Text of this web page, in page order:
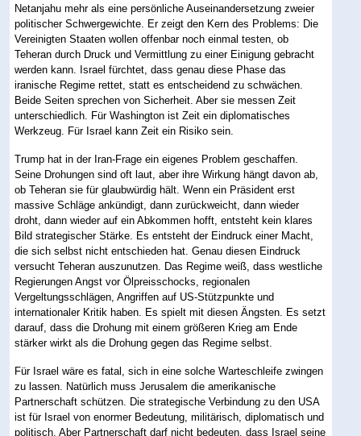
Netanjahu mehr als eine persönliche Auseinandersetzung zweier
politischer Schwergewichte. Er zeigt den Kern des Problems: Die
Vereinigten Staaten wollen offenbar noch einmal testen, ob
Teheran durch Druck und Vermittlung zu einer Einigung gebracht
werden kann. Israel fürchtet, dass genau diese Phase das
iranische Regime rettet, statt es entscheidend zu schwächen.
Beide Seiten sprechen von Sicherheit. Aber sie messen Zeit
unterschiedlich. Für Washington ist Zeit ein diplomatisches
Werkzeug. Für Israel kann Zeit ein Risiko sein.
Trump hat in der Iran-Frage ein eigenes Problem geschaffen.
Seine Drohungen sind oft laut, aber ihre Wirkung hängt davon ab,
ob Teheran sie für glaubwürdig hält. Wenn ein Präsident erst
massive Schläge ankündigt, dann zurückweicht, dann wieder
droht, dann wieder auf ein Abkommen hofft, entsteht kein klares
Bild strategischer Stärke. Es entsteht der Eindruck einer Macht,
die sich selbst nicht entschieden hat. Genau diesen Eindruck
versucht Teheran auszunutzen. Das Regime weiß, dass westliche
Regierungen Angst vor Ölpreisschocks, regionalen
Vergeltungsschlägen, Angriffen auf US-Stützpunkte und
internationaler Kritik haben. Es spielt mit diesen Ängsten. Es setzt
darauf, dass die Drohung mit einem größeren Krieg am Ende
stärker wirkt als die Drohung gegen das Regime selbst.
Für Israel wäre es fatal, sich in eine solche Warteschleife zwingen
zu lassen. Natürlich muss Jerusalem die amerikanische
Partnerschaft schützen. Die strategische Verbindung zu den USA
ist für Israel von enormer Bedeutung, militärisch, diplomatisch und
politisch. Aber Partnerschaft darf nicht bedeuten, dass Israel seine